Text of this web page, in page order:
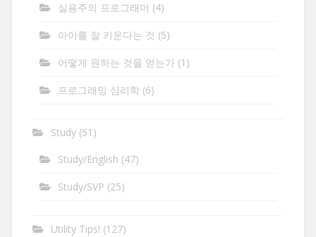
실용주의 프로그래머 (4)
아이를 잘 키운다는 것 (5)
어떻게 원하는 것을 얻는가 (1)
프로그래밍 심리학 (6)
Study (51)
Study/English (47)
Study/SVP (25)
Utility Tips! (127)